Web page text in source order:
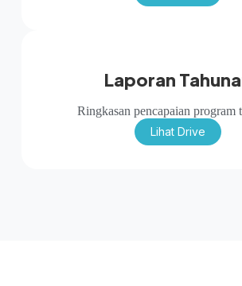
Laporan
Ringkasan pencapaian program
Lihat Drive